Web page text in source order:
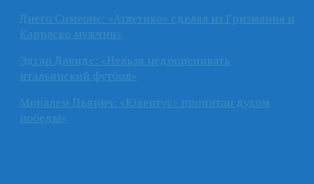
Диего Симеоне: «Атлетико» сделал из Гризманна и
Карраско мужчин»
Эдгар Давидс: «Нельзя недооценивать
итальянский футбол»
Миралем Пьянич: «Ювентус» пропитан духом
победы»